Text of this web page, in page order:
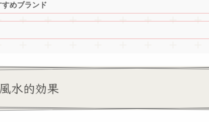
めブランド
水的効果